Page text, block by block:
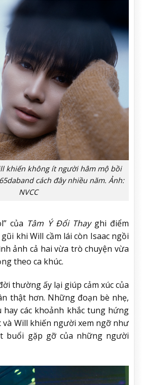
khiến không ít người hâm mộ bồi
cách đây nhiều năm. Ảnh:
NVCC
của Tâm Ý Đổi Thayghi điểm
khi Will cầm lái còn Isaac ngồi
ảnh cả hai vừa trò chuyện vừa
theo ca khúc.
thường ấy lại giúp cảm xúc của
thật hơn. Những đoạn bè nhẹ,
các khoảnh khắc tung hứng
Will khiến người xem ngỡ như
buổi gặp gỡ của những người